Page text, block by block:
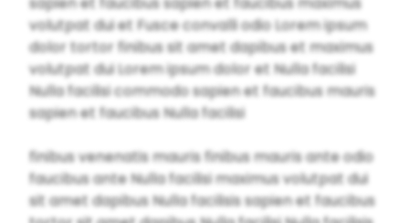
volutpat dui et Fusce convalli odio Lorem ipsum
dolor tortor finibus sit amet dapibus et maximus
volutpat dui Lorem ipsum dolor et Nulla facilisi
Nulla facilisi commodo sapien et faucibus mauris
sapien et faucibus Nulla facilisi
finibus venenatis mauris finibus mauris ante odio
faucibus ante Nulla facilisi maximus volutpat dui
sit amet dapibus Nulla facilisis sapien et faucibus